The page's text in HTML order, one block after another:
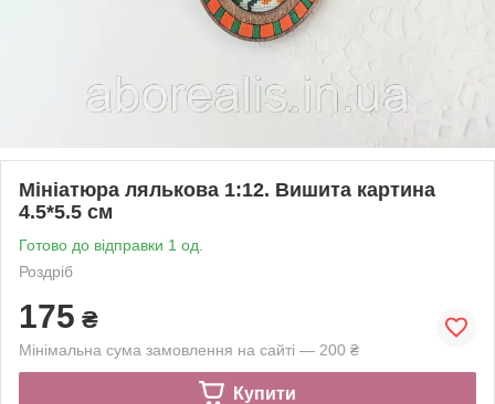
Мініатюра лялькова 1:12. Вишита картина
4.5*5.5 см
Готово до відправки 1 од.
Роздріб
175 ₴
Мінімальна сума замовлення на сайті — 200 ₴
Купити